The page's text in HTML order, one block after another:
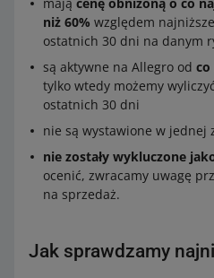
niż 60% względem
ostatnich 30 dni na danym
są aktywne na Allegro od co
tylko wtedy możemy
ostatnich 30 dni
nie są wystawione w jednej
nie zostały wykluczone
ocenić, zwracamy uwagę
na sprzedaż.
Jak sprawdzamy